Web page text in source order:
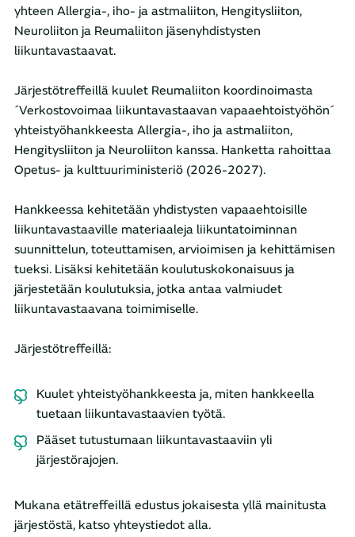
yhteen Allergia-, iho- ja astmaliiton, Hengitysliiton,
Neuroliiton ja Reumaliiton jäsenyhdistysten
liikuntavastaavat.
Järjestötreffeillä kuulet Reumaliiton koordinoimasta
´Verkostovoimaa liikuntavastaavan vapaaehtoistyöhön´
yhteistyöhankkeesta Allergia-, iho ja astmaliiton,
Hengitysliiton ja Neuroliiton kanssa. Hanketta rahoittaa
Opetus- ja kulttuuriministeriö (2026-2027).
Hankkeessa kehitetään yhdistysten vapaaehtoisille
liikuntavastaaville materiaaleja liikuntatoiminnan
suunnittelun, toteuttamisen, arvioimisen ja kehittämisen
tueksi. Lisäksi kehitetään koulutuskokonaisuus ja
järjestetään koulutuksia, jotka antaa valmiudet
liikuntavastaavana toimimiselle.
Järjestötreffeillä:
Kuulet yhteistyöhankkeesta ja, miten hankkeella
tuetaan liikuntavastaavien työtä.
Pääset tutustumaan liikuntavastaaviin yli
järjestörajojen.
Mukana etätreffeillä edustus jokaisesta yllä mainitusta
järjestöstä, katso yhteystiedot alla.